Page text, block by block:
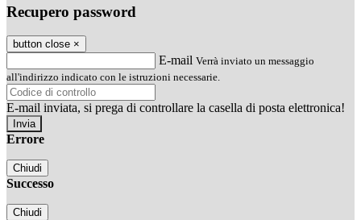
Recupero password
button close ×
E-mail Verrà inviato un messaggio
all'indirizzo indicato con le istruzioni necessarie.
E-mail inviata, si prega di controllare la casella di posta elettronica!
Errore
Chiudi
Successo
Chiudi